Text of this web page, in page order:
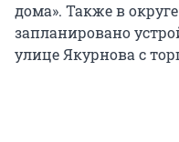
дома». Также в
запланировано
улице Якурнова с